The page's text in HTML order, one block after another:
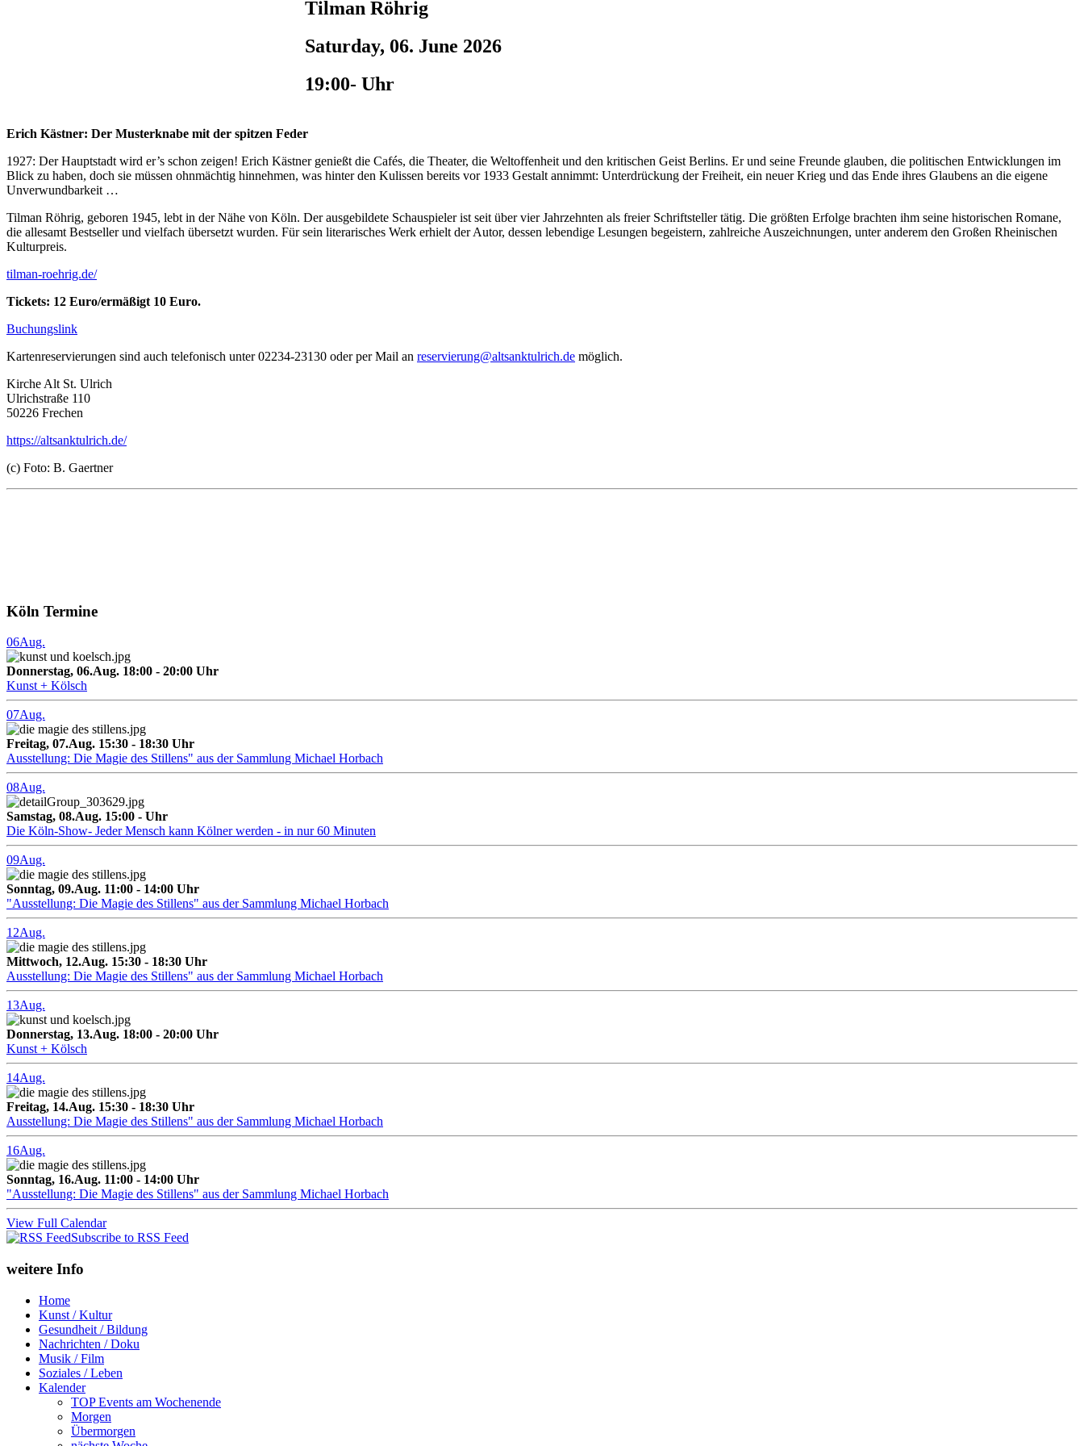
Tilman Röhrig
Saturday, 06. June 2026
19:00- Uhr
Erich Kästner: Der Musterknabe mit der spitzen Feder
1927: Der Hauptstadt wird er’s schon zeigen! Erich Kästner genießt die Cafés, die Theater, die Weltoffenheit und den kritischen Geist Berlins. Er und seine Freunde glauben, die politischen Entwicklungen im
Blick zu haben, doch sie müssen ohnmächtig hinnehmen, was hinter den Kulissen bereits vor 1933 Gestalt annimmt: Unterdrückung der Freiheit, ein neuer Krieg und das Ende ihres Glaubens an die eigene
Unverwundbarkeit …
Tilman Röhrig, geboren 1945, lebt in der Nähe von Köln. Der ausgebildete Schauspieler ist seit über vier Jahrzehnten als freier Schriftsteller tätig. Die größten Erfolge brachten ihm seine historischen Romane,
die allesamt Bestseller und vielfach übersetzt wurden. Für sein literarisches Werk erhielt der Autor, dessen lebendige Lesungen begeistern, zahlreiche Auszeichnungen, unter anderem den Großen Rheinischen
Kulturpreis.
tilman-roehrig.de/
Tickets: 12 Euro/ermäßigt 10 Euro.
Buchungslink
Kartenreservierungen sind auch telefonisch unter 02234-23130 oder per Mail an reservierung@altsanktulrich.de möglich.
Kirche Alt St. Ulrich
Ulrichstraße 110
50226 Frechen
https://altsanktulrich.de/
(c) Foto: B. Gaertner
Köln Termine
06Aug.
Donnerstag, 06.Aug. 18:00 - 20:00 Uhr
Kunst + Kölsch
07Aug.
Freitag, 07.Aug. 15:30 - 18:30 Uhr
Ausstellung: Die Magie des Stillens" aus der Sammlung Michael Horbach
08Aug.
Samstag, 08.Aug. 15:00 - Uhr
Die Köln-Show- Jeder Mensch kann Kölner werden - in nur 60 Minuten
09Aug.
Sonntag, 09.Aug. 11:00 - 14:00 Uhr
"Ausstellung: Die Magie des Stillens" aus der Sammlung Michael Horbach
12Aug.
Mittwoch, 12.Aug. 15:30 - 18:30 Uhr
Ausstellung: Die Magie des Stillens" aus der Sammlung Michael Horbach
13Aug.
Donnerstag, 13.Aug. 18:00 - 20:00 Uhr
Kunst + Kölsch
14Aug.
Freitag, 14.Aug. 15:30 - 18:30 Uhr
Ausstellung: Die Magie des Stillens" aus der Sammlung Michael Horbach
16Aug.
Sonntag, 16.Aug. 11:00 - 14:00 Uhr
"Ausstellung: Die Magie des Stillens" aus der Sammlung Michael Horbach
View Full Calendar
Subscribe to RSS Feed
weitere Info
Home
Kunst / Kultur
Gesundheit / Bildung
Nachrichten / Doku
Musik / Film
Soziales / Leben
Kalender
TOP Events am Wochenende
Morgen
Übermorgen